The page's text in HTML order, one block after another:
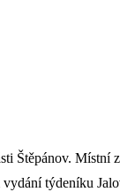
Štěpánov. Místní
týdeníku